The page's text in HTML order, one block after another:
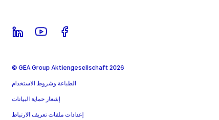
© GEA Group Aktiengesellschaft 2026
الطباعة وشروط الاستخدام
إشعار حماية البيانات
إعدادات ملفات تعريف الارتباط